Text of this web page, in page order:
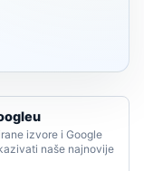
izvore i Google
naše najnovije